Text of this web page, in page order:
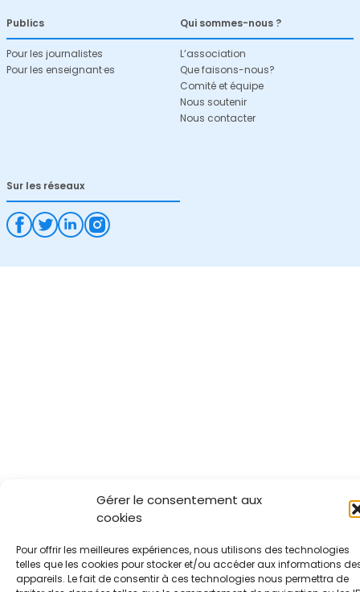
Gérer le consentement aux
cookies
Pour offrir les meilleures expériences, nous utilisons des technologies
telles que les cookies pour stocker et/ou accéder aux informations
appareils. Le fait de consentir à ces technologies nous permettra de
Publics
Pour les journalistes
Pour les enseignant·es
Qui sommes-nous ?
L’association
Que faisons-nous?
Comité et équipe
Nous soutenir
Nous contacter
Sur les réseaux